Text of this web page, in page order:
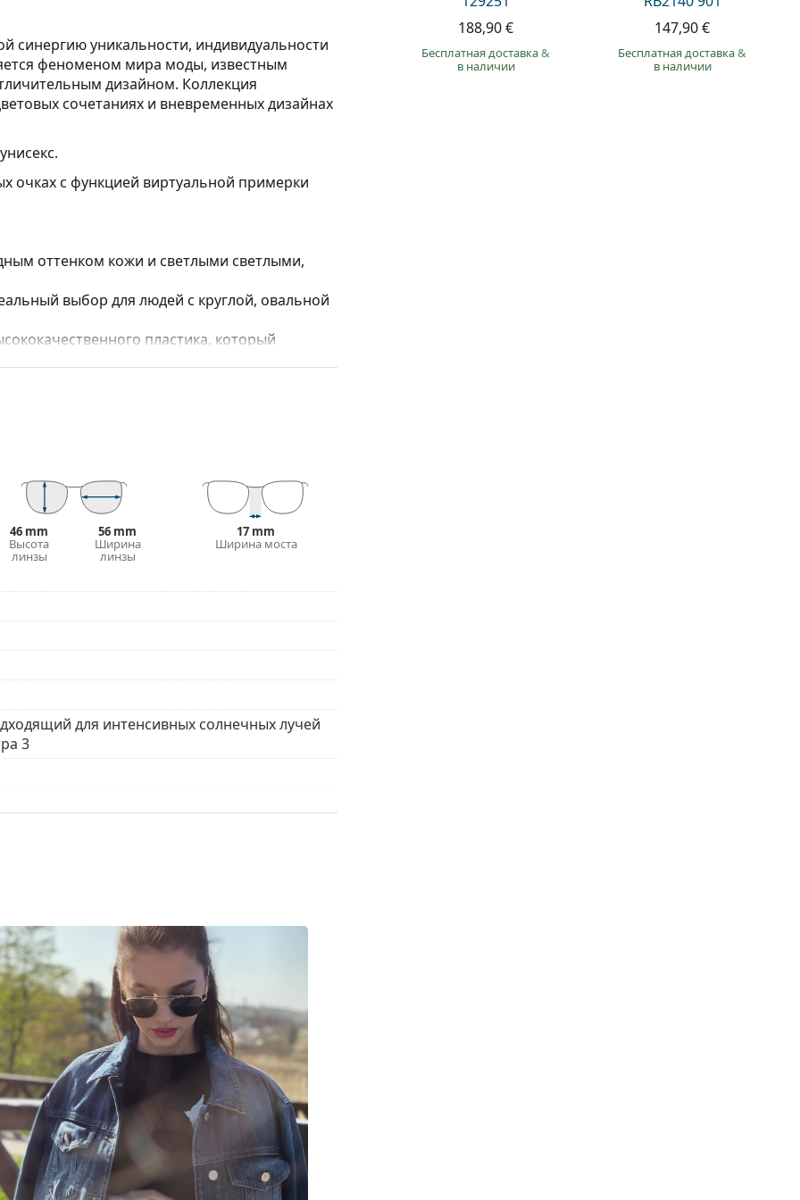
188,90 €
Бесплатная доставка&
в наличии
147,90 €
Бесплатная доставка&
в наличии
синергию уникальности, индивидуальности
феноменом мира моды, известным
дизайном. Коллекция
сочетаниях и вневременных дизайнах
очках с функцией виртуальной примерки
оттенком кожи и светлыми светлыми,
выбор для людей с круглой, овальной
пластика, который
защиту от солнечного света. Линзы
8–18%). Они подходят для
в городе.
футляре. Цвет футляра и его дизайн
и ухода за солнцезащитными очками.
мешочком вместо салфетки.
46 mm
Высота
линзы
56 mm
Ширина
линзы
17 mm
Ширина моста
для интенсивных солнечных лучей
3